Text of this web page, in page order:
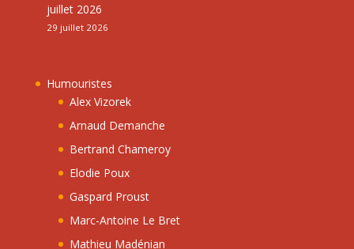
juillet 2026
29 juillet 2026
Humouristes
Alex Vizorek
Arnaud Demanche
Bertrand Chameroy
Elodie Poux
Gaspard Proust
Marc-Antoine Le Bret
Mathieu Madénian